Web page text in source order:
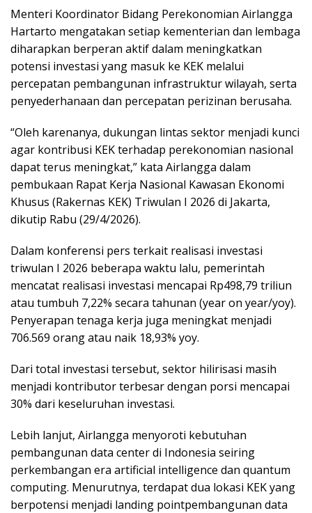
Menteri Koordinator Bidang Perekonomian Airlangga
Hartarto mengatakan setiap kementerian dan lembaga
diharapkan berperan aktif dalam meningkatkan
potensi investasi yang masuk ke KEK melalui
percepatan pembangunan infrastruktur wilayah, serta
penyederhanaan dan percepatan perizinan berusaha.
“Oleh karenanya, dukungan lintas sektor menjadi kunci
agar kontribusi KEK terhadap perekonomian nasional
dapat terus meningkat,” kata Airlangga dalam
pembukaan Rapat Kerja Nasional Kawasan Ekonomi
Khusus (Rakernas KEK) Triwulan I 2026 di Jakarta,
dikutip Rabu (29/4/2026).
Dalam konferensi pers terkait realisasi investasi
triwulan I 2026 beberapa waktu lalu, pemerintah
mencatat realisasi investasi mencapai Rp498,79 triliun
atau tumbuh 7,22% secara tahunan (year on year/yoy).
Penyerapan tenaga kerja juga meningkat menjadi
706.569 orang atau naik 18,93% yoy.
Dari total investasi tersebut, sektor hilirisasi masih
menjadi kontributor terbesar dengan porsi mencapai
30% dari keseluruhan investasi.
Lebih lanjut, Airlangga menyoroti kebutuhan
pembangunan data center di Indonesia seiring
perkembangan era artificial intelligence dan quantum
computing. Menurutnya, terdapat dua lokasi KEK yang
berpotensi menjadi landing pointpembangunan data